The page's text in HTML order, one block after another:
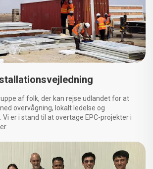
af folk, der kan rejse udlandet for at
overvågning, lokalt ledelse og
er i stand til at overtage EPC-projekter i